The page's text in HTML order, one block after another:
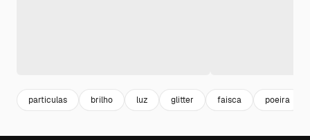
particulas brilho luz glitter faisca poeira